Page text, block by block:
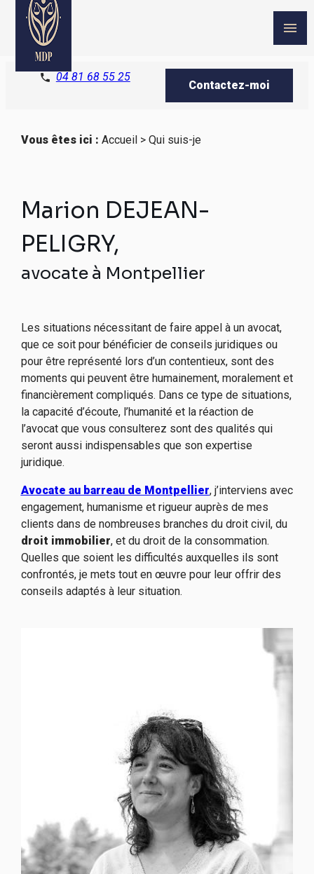
menu
phone 04 81 68 55 25
Contactez-moi
Vous êtes ici : Accueil> Qui suis-je
Marion DEJEAN-
PELIGRY,
avocate à Montpellier
Les situations nécessitant de faire appel à un avocat,
que ce soit pour bénéficier de conseils juridiques ou
pour être représenté lors d’un contentieux, sont des
moments qui peuvent être humainement, moralement et
financièrement compliqués. Dans ce type de situations,
la capacité d’écoute, l’humanité et la réaction de
l’avocat que vous consulterez sont des qualités qui
seront aussi indispensables que son expertise
juridique.
Avocate au barreau de Montpellier, j’interviens avec
engagement, humanisme et rigueur auprès de mes
clients dans de nombreuses branches du droit civil, du
droit immobilier, et du droit de la consommation.
Quelles que soient les difficultés auxquelles ils sont
confrontés, je mets tout en œuvre pour leur offrir des
conseils adaptés à leur situation.
Panneau de gestion des cookies